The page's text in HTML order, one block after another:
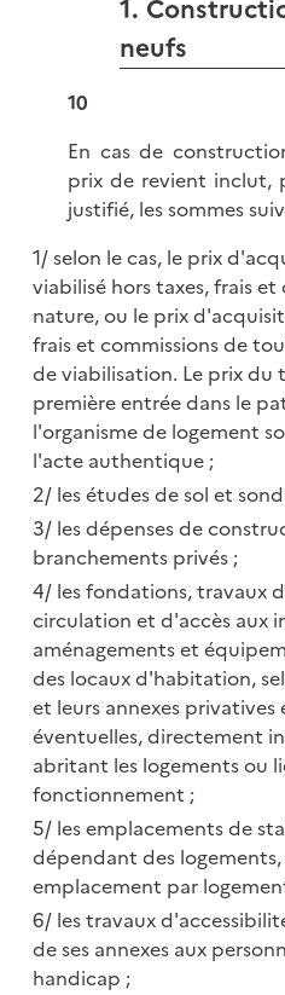
1.
neufs
10
En cas de
prix de revient inclut,
justifié, les sommes
selon le cas, le prix
viabilisé hors taxes, frais
nature, ou le prix
frais et commissions de
de viabilisation. Le prix du
première entrée dans le
l'organisme de logement
l'acte authentique ;
les études de sol et
les dépenses de
branchements privés ;
les fondations, travaux
circulation et d'accès aux
aménagements et
des locaux d'habitation,
et leurs annexes
éventuelles, directement
abritant les logements ou
fonctionnement ;
les emplacements de
dépendant des
emplacement par
les travaux
de ses annexes aux
handicap ;